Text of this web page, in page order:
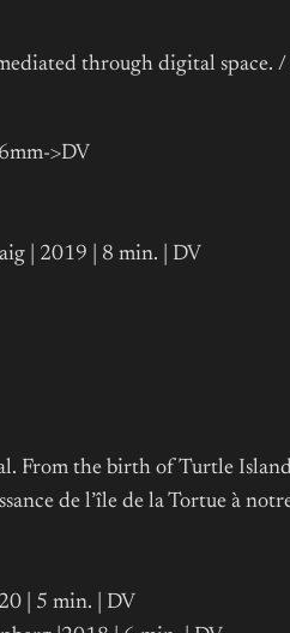
through digital space.
>DV
| 2019 | 8 min. | DV
From the birth of Turtle
de l’île de la Tortue à
| 5 min. | DV